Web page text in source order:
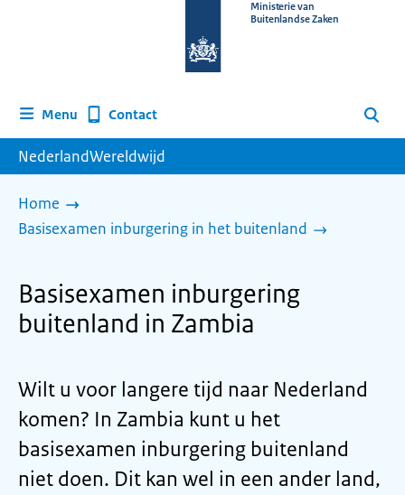
homepage
Ministerie van
Buitenlandse Zaken
Menu Contact Zoeken
NederlandWereldwijd
Home
Basisexamen inburgering in het buitenland
Basisexamen inburgering
buitenland in Zambia
Wilt u voor langere tijd naar Nederland
komen? In Zambia kunt u het
basisexamen inburgering buitenland
niet doen. Dit kan wel in een ander land,